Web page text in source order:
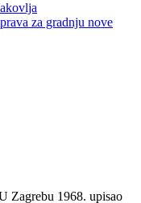
za gradnju nove
Zagrebu 1968. upisao